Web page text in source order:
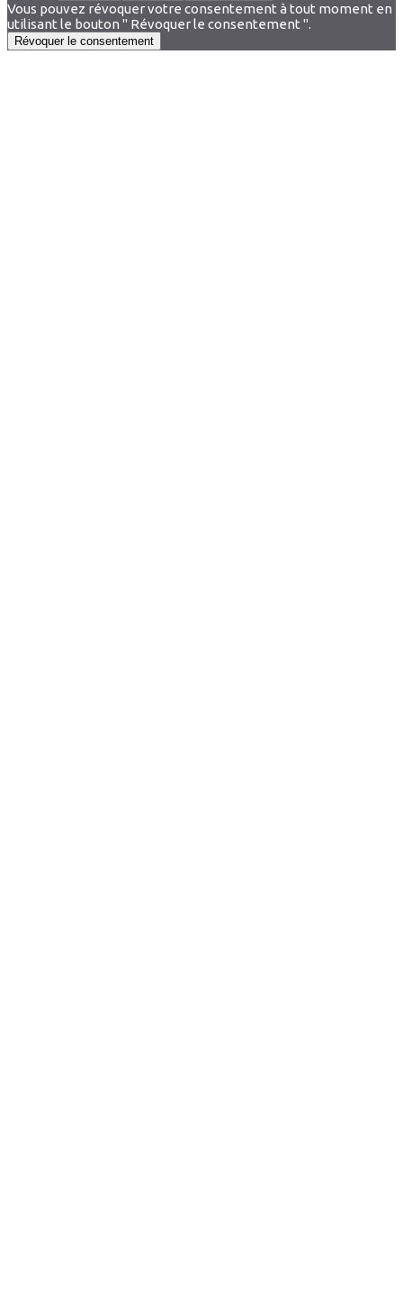
Vous pouvez révoquer votre consentement à tout moment en
utilisant le bouton " Révoquer le consentement ".
Révoquer le consentement